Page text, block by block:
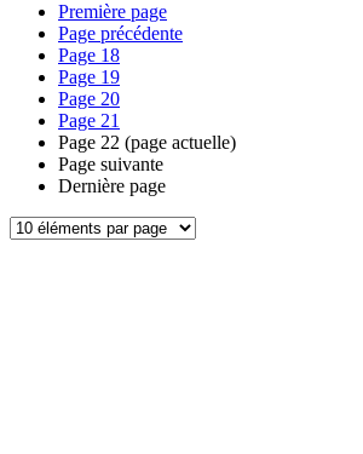
Première page
Page précédente
Page 18
Page 19
Page 20
Page 21
Page 22 (page actuelle)
Page suivante
Dernière page